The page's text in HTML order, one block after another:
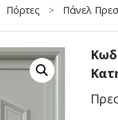
Πόρτες > Πάνελ